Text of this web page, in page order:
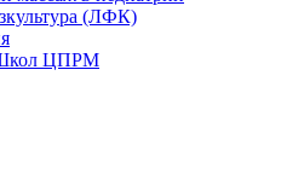
(ЛФК)
ЦПРМ